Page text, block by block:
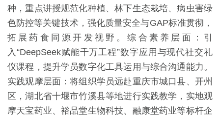
种，重点讲授规范化种植、林下生态栽培、病虫害绿
色防控等关键技术，强化质量安全与GAP标准贯彻，
拓展药食同源开发视野。综合素养层面：引
入“DeepSeek赋能千万工程”数字应用与现代社交礼
仪课程，提升学员数字化工具运用与综合沟通能力。
实践观摩层面：将组织学员远赴重庆市城口县、开州
区，湖北省十堰市竹溪县等地进行实践教学，实地观
摩天宝药业、裕品堂生物科技、融康堂药业等标杆企